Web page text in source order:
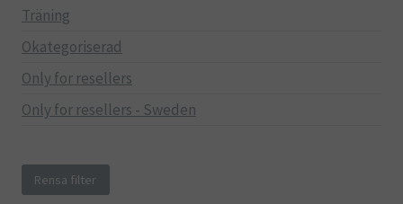
Träning
Okategoriserad
Only for resellers
Only for resellers - Sweden
Rensa filter